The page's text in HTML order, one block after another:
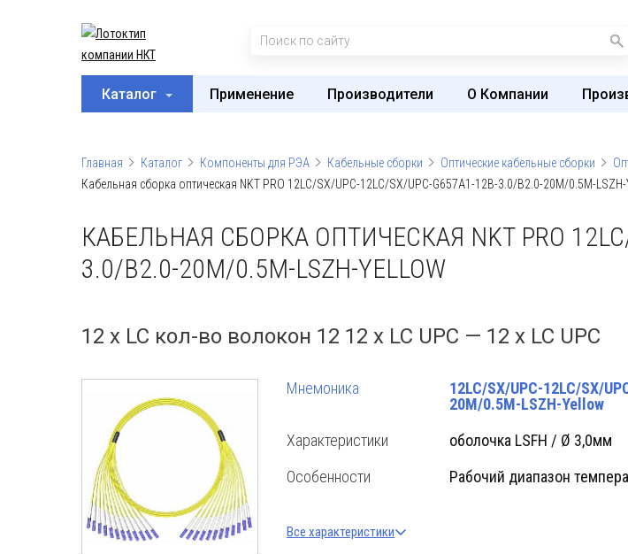
Каталог Применение Производители О Компании
Главная Каталог Компоненты для РЭА Кабельные сборки Оптические кабельные сборки
Кабельная сборка оптическая NKT PRO 12LC/SX/UPC-12LC/SX/UPC-G657A1-12B-3.0/B2.0-20M/0.5M-
КАБЕЛЬНАЯ СБОРКА ОПТИЧЕСКАЯ NKT PRO 12LC/
3.0/B2.0-20M/0.5M-LSZH-YELLOW
12 x LC кол-во волокон 12 12 x LC UPC — 12 x LC UPC
Мнемоника
12LC/SX/UPC-12LC/SX/
20M/0.5M-LSZH-Yellow
Характеристики
оболочка LSFH / Ø 3,0мм
Особенности
Рабочий диапазон
Все характеристики